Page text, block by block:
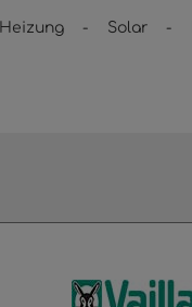
Heizung Solar